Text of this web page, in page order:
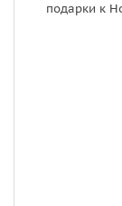
подарки к